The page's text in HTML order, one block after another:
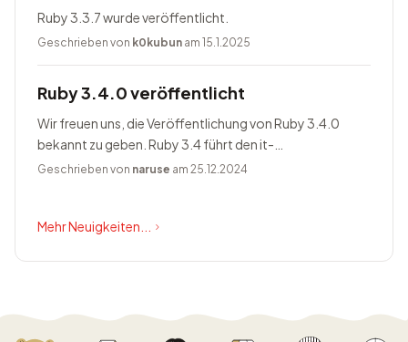
Ruby 3.3.7 wurde veröffentlicht.
Geschrieben von k0kubun am 15.1.2025
Ruby 3.4.0 veröffentlicht
Wir freuen uns, die Veröffentlichung von Ruby 3.4.0
bekannt zu geben. Ruby 3.4 führt den it-
Blockparameter ein, ändert Prism zum Standardparser,
Geschrieben von naruse am 25.12.2024
Mehr Neuigkeiten...